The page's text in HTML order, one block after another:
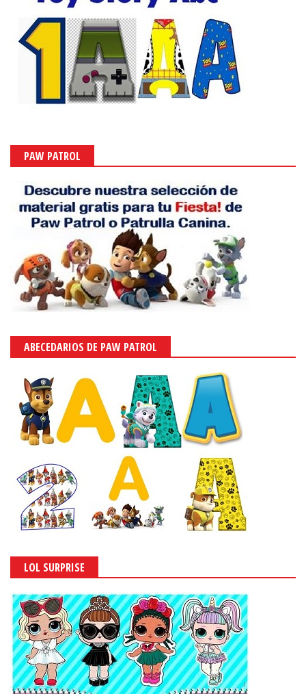
PAW PATROL
ABECEDARIOS DE PAW PATROL
LOL SURPRISE